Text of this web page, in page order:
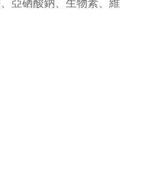
亞硒酸鈉、生物素、維